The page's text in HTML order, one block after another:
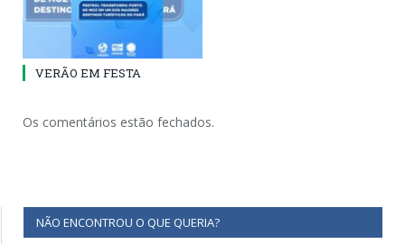
VERÃO EM FESTA
Os comentários estão fechados.
NÃO ENCONTROU O QUE QUERIA?